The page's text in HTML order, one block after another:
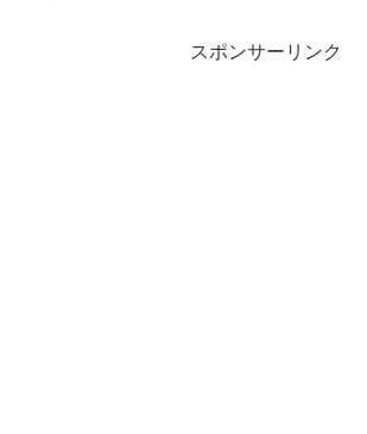
スポンサーリンク